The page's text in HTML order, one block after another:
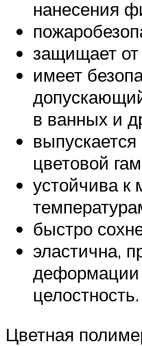
нанесения
защищает от
имеет
в ванных и
цветовой
устойчива к
быстро
эластична,
деформации
целостность.
Цветная